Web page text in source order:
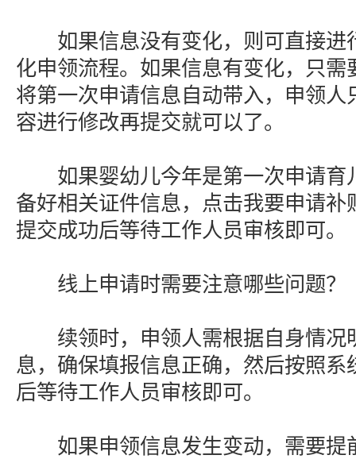
如果信息没有变化，则可直接进
化申领流程。如果信息有变化，只需
将第一次申请信息自动带入，申领人
容进行修改再提交就可以了。
如果婴幼儿今年是第一次申请育
备好相关证件信息，点击我要申请补
提交成功后等待工作人员审核即可。
线上申请时需要注意哪些问题？
续领时，申领人需根据自身情况
息，确保填报信息正确，然后按照系
后等待工作人员审核即可。
如果申领信息发生变动，需要提